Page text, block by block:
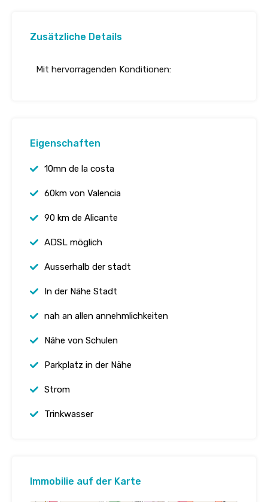
Zusätzliche Details
Mit hervorragenden Konditionen:
Eigenschaften
10mn de la costa
60km von Valencia
90 km de Alicante
ADSL möglich
Ausserhalb der stadt
In der Nähe Stadt
nah an allen annehmlichkeiten
Nähe von Schulen
Parkplatz in der Nähe
Strom
Trinkwasser
Immobilie auf der Karte